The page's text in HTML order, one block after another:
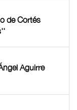
de Cortés
Aguirre